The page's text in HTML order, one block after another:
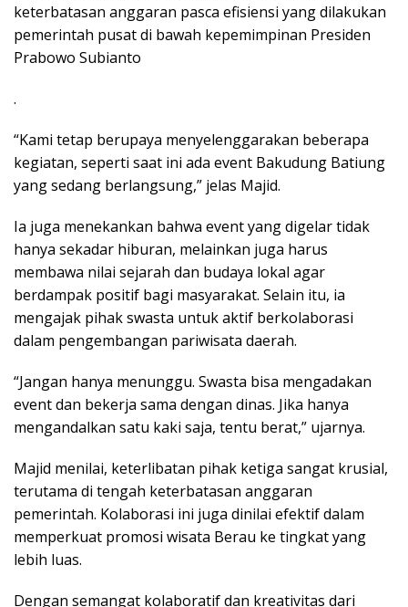
keterbatasan anggaran pasca efisiensi yang dilakukan
pemerintah pusat di bawah kepemimpinan Presiden
Prabowo Subianto
.
“Kami tetap berupaya menyelenggarakan beberapa
kegiatan, seperti saat ini ada event Bakudung Batiung
yang sedang berlangsung,” jelas Majid.
Ia juga menekankan bahwa event yang digelar tidak
hanya sekadar hiburan, melainkan juga harus
membawa nilai sejarah dan budaya lokal agar
berdampak positif bagi masyarakat. Selain itu, ia
mengajak pihak swasta untuk aktif berkolaborasi
dalam pengembangan pariwisata daerah.
“Jangan hanya menunggu. Swasta bisa mengadakan
event dan bekerja sama dengan dinas. Jika hanya
mengandalkan satu kaki saja, tentu berat,” ujarnya.
Majid menilai, keterlibatan pihak ketiga sangat krusial,
terutama di tengah keterbatasan anggaran
pemerintah. Kolaborasi ini juga dinilai efektif dalam
memperkuat promosi wisata Berau ke tingkat yang
lebih luas.
Dengan semangat kolaboratif dan kreativitas dari